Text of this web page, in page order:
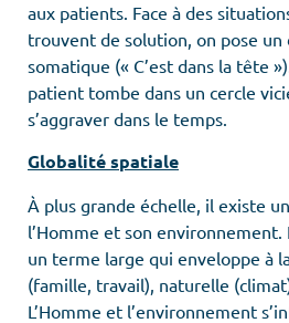
aux patients. Face à des
trouvent de solution, on pose un
somatique (« C’est dans la tête
patient tombe dans un cercle
s’aggraver dans le temps.
Globalité spatiale
À plus grande échelle, il existe
l’Homme et son environnement.
un terme large qui enveloppe à
(famille, travail), naturelle
L’Homme et l’environnement